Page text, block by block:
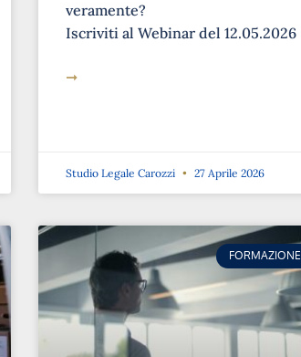
veramente?
Iscriviti al Webinar del 12.05.2026
➞
Studio Legale Carozzi 27 Aprile 2026
FORMAZIONE